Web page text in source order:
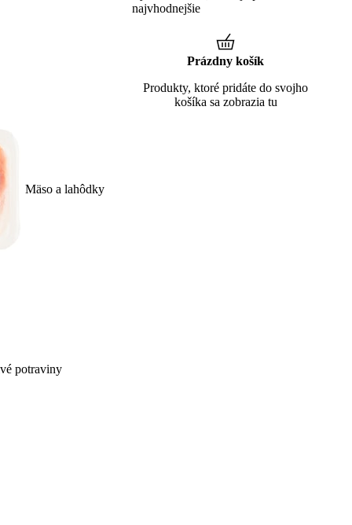
Mäso a lahôdky
potraviny
najvhodnejšie
Prázdny košík
Produkty, ktoré pridáte do svojho
košíka sa zobrazia tu